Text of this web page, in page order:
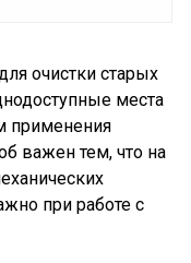
очистки старых
места
применения
важен тем, что на
при работе с